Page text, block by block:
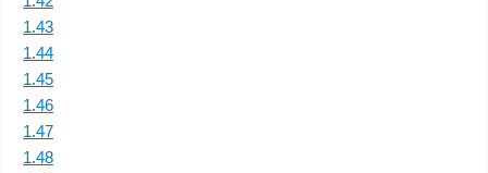
1.43
1.44
1.45
1.46
1.47
1.48